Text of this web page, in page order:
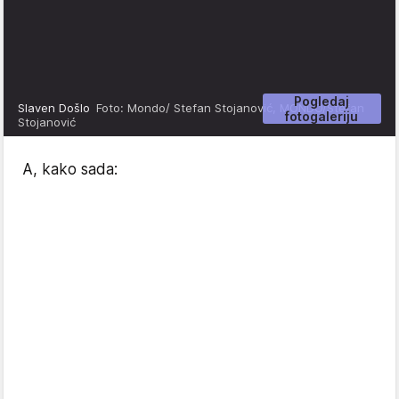
Pogledaj
fotogaleriju
Slaven Došlo Foto: Mondo/ Stefan Stojanović, MONDO/Stefan
Stojanović
A, kako sada: